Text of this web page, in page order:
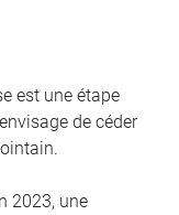
est une étape
de céder
2023, une